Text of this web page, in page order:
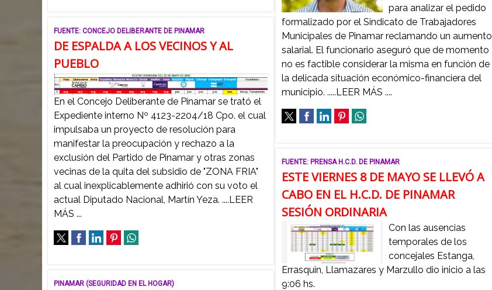
FUENTE: CONCEJO DELIBERANTE DE PINAMAR
DE ESPALDA A LOS VECINOS Y AL
PUEBLO
En el Concejo Deliberante de Pinamar se trató el
Expediente interno Nº 4123-2204/18 Cpo. el cual
impulsaba un proyecto de resolución para
manifestar la preocupación y rechazo a la
exclusión del Partido de Pinamar y otras zonas
vecinas de la quita del subsidio de "ZONA FRIA"
al cual inexplicablemente adhirió con su voto el
actual Diputado Nacional, Martín Yeza. ....LEER
MÁS ...
PINAMAR (SEGURIDAD EN EL HOGAR)
para analizar el pedido
formalizado por el Sindicato de Trabajadores
Municipales de Pinamar reclamando un aumento
salarial. El funcionario aseguró que de momento
no es factible considerar la misma en función de
la delicada situación económico-financiera del
municipio. .....LEER MÁS ....
FUENTE: PRENSA H.C.D. DE PINAMAR
ESTE VIERNES 8 DE MAYO SE LLEVÓ A
CABO EN EL H.C.D. DE PINAMAR
SESIÓN ORDINARIA
Con las ausencias
temporales de los
concejales Estanga,
Errasquin, Llamazares y Marzullo dio inicio a las
9:06 hs.